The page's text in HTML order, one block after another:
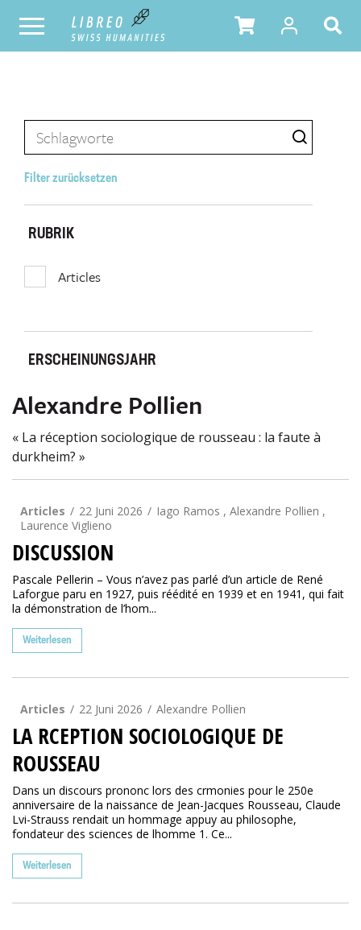
Filter zurücksetzen
RUBRIK
Articles
ERSCHEINUNGSJAHR
Alexandre Pollien
« La réception sociologique de rousseau : la faute à
durkheim? »
Articles 22 Juni 2026
Iago Ramos , Alexandre Pollien ,
Laurence Viglieno
DISCUSSION
Pascale Pellerin – Vous n’avez pas parlé d’un article de René
Laforgue paru en 1927, puis réédité en 1939 et en 1941, qui fait
la démonstration de l’hom...
Weiterlesen
Articles 22 Juni 2026 Alexandre Pollien
LA RCEPTION SOCIOLOGIQUE DE
ROUSSEAU
Dans un discours prononc lors des crmonies pour le 250e
anniversaire de la naissance de Jean-Jacques Rousseau, Claude
Lvi-Strauss rendait un hommage appuy au philosophe,
fondateur des sciences de lhomme 1. Ce...
Weiterlesen